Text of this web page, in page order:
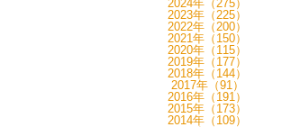
2024年（275）
2023年（225）
2022年（200）
2021年（150）
2020年（115）
2019年（177）
2018年（144）
2017年（91）
2016年（191）
2015年（173）
2014年（109）